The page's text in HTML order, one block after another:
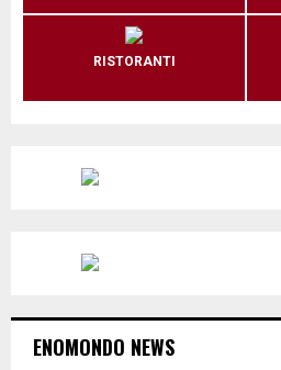
RISTORANTI
ENOMONDO NEWS